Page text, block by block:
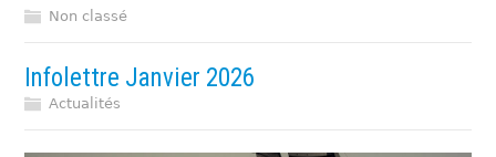
Non classé
Infolettre Janvier 2026
Actualités